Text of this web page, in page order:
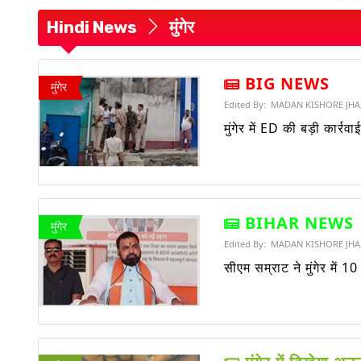
साइबर अपराध और डिजिटल अरेस्ट पर बड़ी
BIHAR NEWS :ऊर्जा मंत्री शैलेश कुमार
BIHAR NEWS :साइबर ठगी पीड़ितों के
जमशेदपुर में 13वां हस्तकरधा दिवस पर
BIG NEWS :
Hindi News मुंगेर
मुंगेर BIG NEWS
Edited By: MADAN KISHORE JHA,
मुंगेर में ED की बड़ी
मुंगेर BIHAR NEWS
Edited By: MADAN KISHORE JHA,
सीएम सम्राट ने मुंगेर में 10